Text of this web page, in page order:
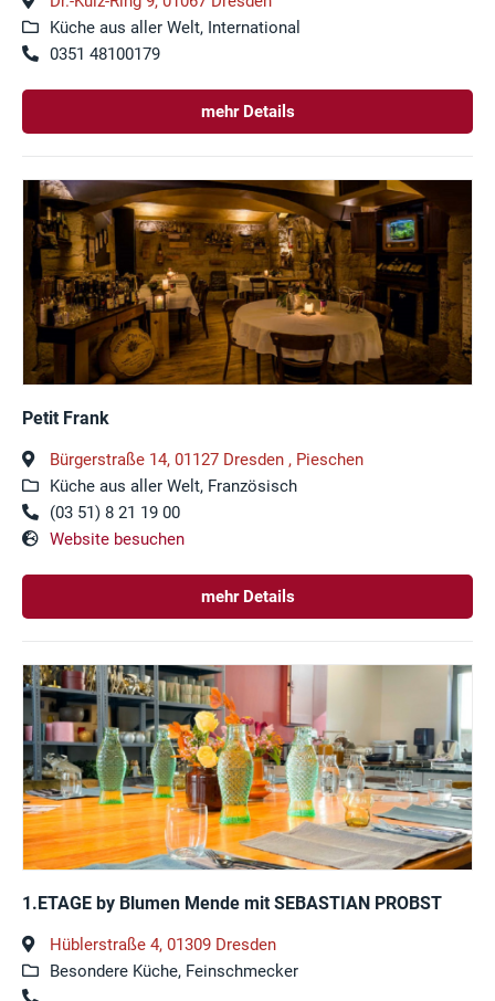
Küche aus aller Welt, International
0351 48100179
mehr Details
Petit Frank
Bürgerstraße 14, 01127 Dresden , Pieschen
Küche aus aller Welt, Französisch
(03 51) 8 21 19 00
Website besuchen
mehr Details
1.ETAGE by Blumen Mende mit SEBASTIAN PROBST
Hüblerstraße 4, 01309 Dresden
Besondere Küche, Feinschmecker